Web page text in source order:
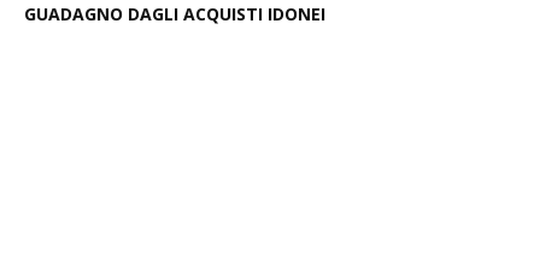
GUADAGNO DAGLI ACQUISTI IDONEI